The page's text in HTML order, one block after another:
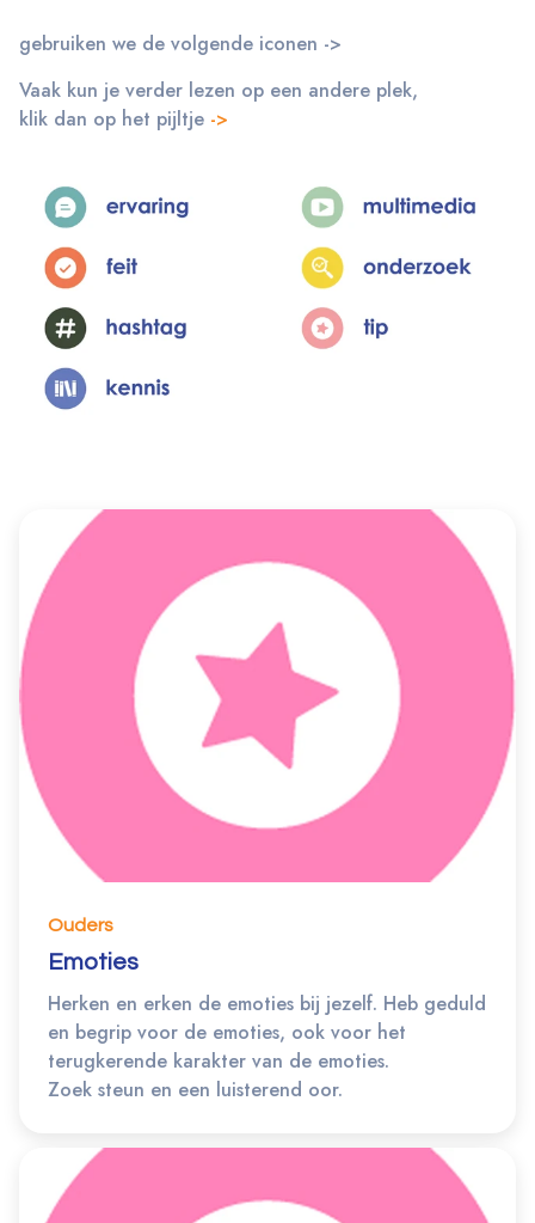
gebruiken we de volgende iconen ->
Vaak kun je verder lezen op een andere plek,
klik dan op het pijltje ->
Ouders
Emoties
Herken en erken de emoties bij jezelf. Heb geduld
en begrip voor de emoties, ook voor het
terugkerende karakter van de emoties.
Zoek steun en een luisterend oor.